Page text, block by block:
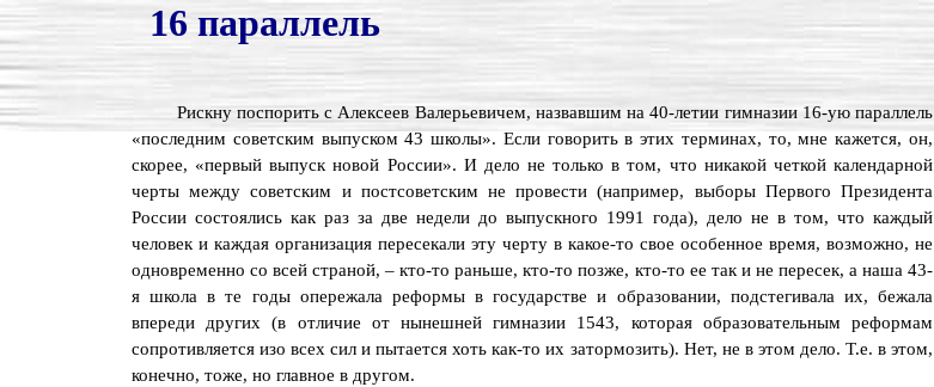
16 параллель
Рискну поспорить с Алексеев Валерьевичем, назвавшим на 40-летии гимназии 16-ую параллель
«последним советским выпуском 43 школы». Если говорить в этих терминах, то, мне кажется, он,
скорее, «первый выпуск новой России». И дело не только в том, что никакой четкой календарной
черты между советским и постсоветским не провести (например, выборы Первого Президента
России состоялись как раз за две недели до выпускного 1991 года), дело не в том, что каждый
человек и каждая организация пересекали эту черту в какое-то свое особенное время, возможно, не
одновременно со всей страной, – кто-то раньше, кто-то позже, кто-то ее так и не пересек, а наша 43-
я школа в те годы опережала реформы в государстве и образовании, подстегивала их, бежала
впереди других (в отличие от нынешней гимназии 1543, которая образовательным реформам
сопротивляется изо всех сил и пытается хоть как-то их затормозить). Нет, не в этом дело. Т.е. в этом,
конечно, тоже, но главное в другом.